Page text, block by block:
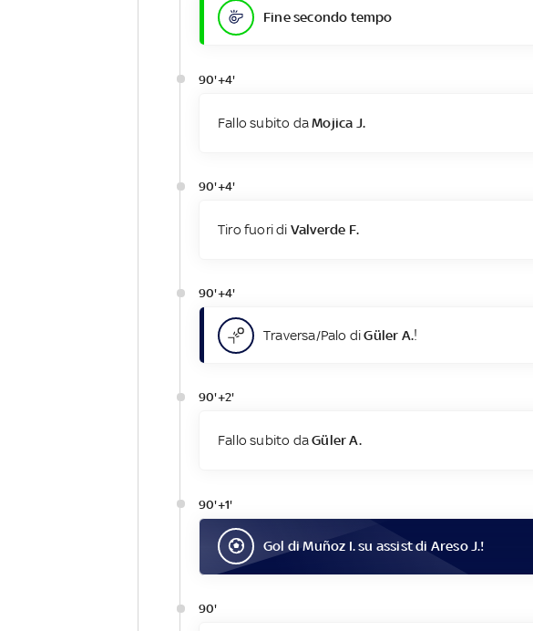
Fine secondo tempo
90'+4'
Fallo subito daMojica J.
90'+4'
Tiro fuori di Valverde F.
90'+4'
Traversa/Palo diGüler A.!
90'+2'
Fallo subito daGüler A.
90'+1'
Gol diMuñoz I.su assist di Areso J.!
90'